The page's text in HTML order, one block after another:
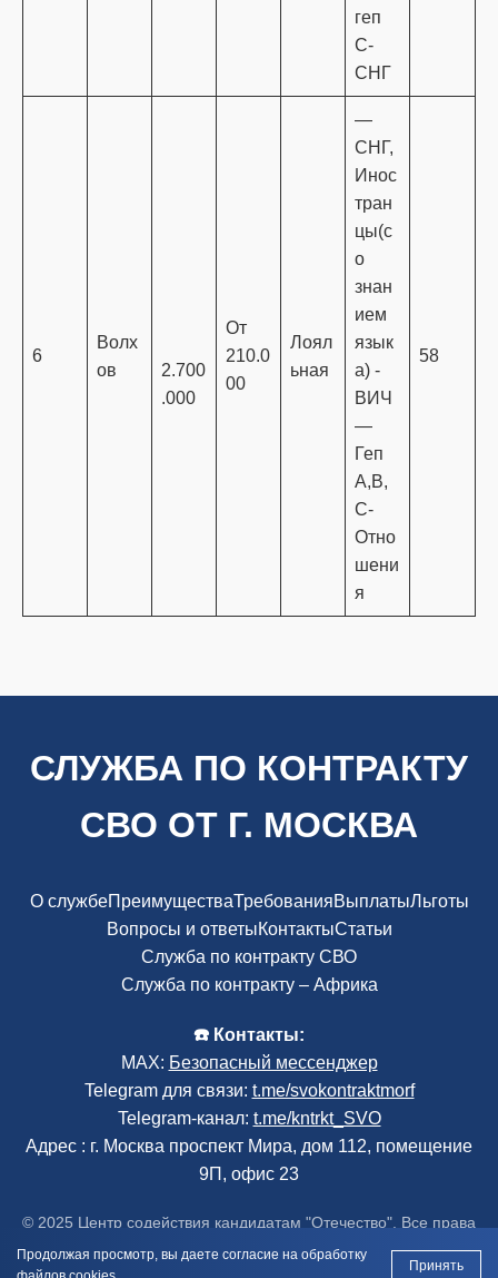
геп
С-
СНГ
6
Волх
ов
2.700
.000
От
210.0
00
Лоял
ьная
—
СНГ,
Инос
тран
цы(с
о
знан
ием
язык
а) -
ВИЧ
—
Геп
A,B,
C-
Отно
шени
я
58
СЛУЖБА ПО КОНТРАКТУ
СВО ОТ Г. МОСКВА
О службеПреимуществаТребованияВыплатыЛьготы
Вопросы и ответыКонтактыСтатьи
Служба по контракту СВО
Служба по контракту – Африка
☎️ Контакты:
MAX: Безопасный мессенджер
Telegram для связи: t.me/svokontraktmorf
Telegram-канал: t.me/kntrkt_SVO
Адрес : г. Москва проспект Мира, дом 112, помещение
9П, офис 23
© 2025 Центр содействия кандидатам "Отечество". Все права
Продолжая просмотр, вы даете согласие на обработку
Принять